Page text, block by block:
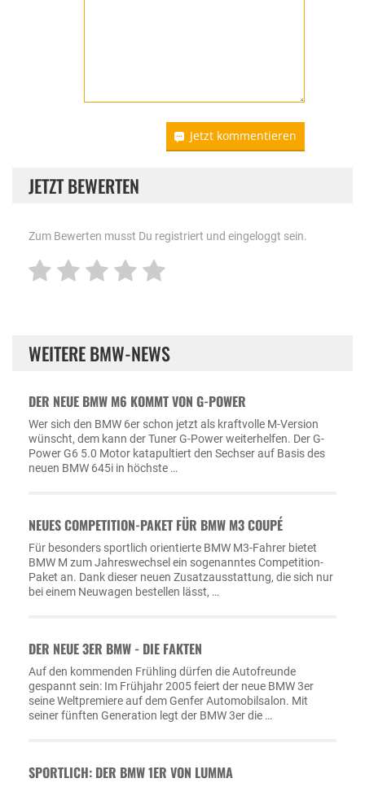
Jetzt kommentieren
JETZT BEWERTEN
Zum Bewerten musst Du registriert und eingeloggt sein.
WEITERE BMW-NEWS
DER NEUE BMW M6 KOMMT VON G-POWER
Wer sich den BMW 6er schon jetzt als kraftvolle M-Version
wünscht, dem kann der Tuner G-Power weiterhelfen. Der G-
Power G6 5.0 Motor katapultiert den Sechser auf Basis des
neuen BMW 645i in höchste …
NEUES COMPETITION-PAKET FÜR BMW M3 COUPÉ
Für besonders sportlich orientierte BMW M3-Fahrer bietet
BMW M zum Jahreswechsel ein sogenanntes Competition-
Paket an. Dank dieser neuen Zusatzausstattung, die sich nur
bei einem Neuwagen bestellen lässt, …
DER NEUE 3ER BMW - DIE FAKTEN
Auf den kommenden Frühling dürfen die Autofreunde
gespannt sein: Im Frühjahr 2005 feiert der neue BMW 3er
seine Weltpremiere auf dem Genfer Automobilsalon. Mit
seiner fünften Generation legt der BMW 3er die …
SPORTLICH: DER BMW 1ER VON LUMMA